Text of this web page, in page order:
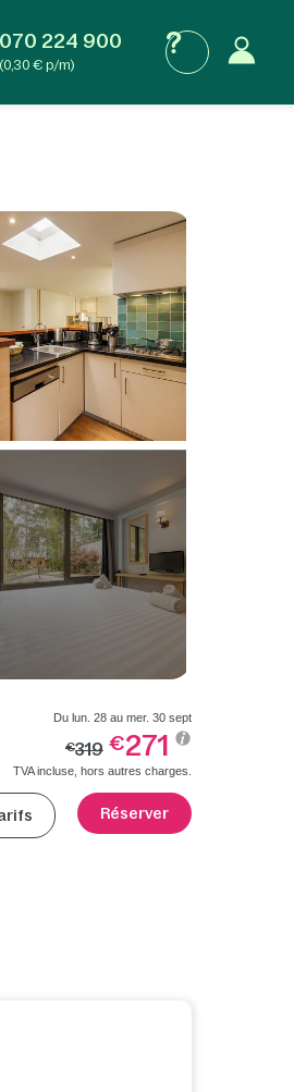
070 224 900
(0,30 € p/m)
Du lun. 28 au mer. 30 sept
€319 €271
TVA incluse, hors autres charges.
Réserver